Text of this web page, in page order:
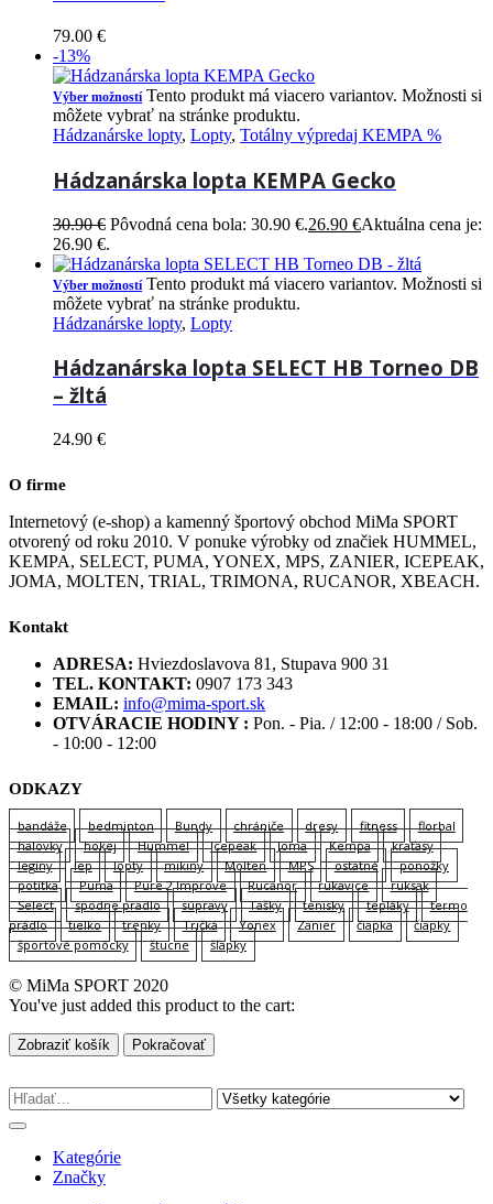
79.00 €
-13%
Výber možností Tento produkt má viacero variantov. Možnosti si
môžete vybrať na stránke produktu.
Hádzanárske lopty, Lopty, Totálny výpredaj KEMPA %
Hádzanárska lopta KEMPA Gecko
30.90€ Pôvodná cena bola: 30.90 €.26.90 €Aktuálna cena je:
26.90 €.
Výber možností Tento produkt má viacero variantov. Možnosti si
môžete vybrať na stránke produktu.
Hádzanárske lopty, Lopty
Hádzanárska lopta SELECT HB Torneo DB
– žltá
24.90 €
O firme
Internetový (e-shop) a kamenný športový obchod MiMa SPORT
otvorený od roku 2010. V ponuke výrobky od značiek HUMMEL,
KEMPA, SELECT, PUMA, YONEX, MPS, ZANIER, ICEPEAK,
JOMA, MOLTEN, TRIAL, TRIMONA, RUCANOR, XBEACH.
Kontakt
ADRESA: Hviezdoslavova 81, Stupava 900 31
TEL. KONTAKT: 0907 173 343
EMAIL: info@mima-sport.sk
OTVÁRACIE HODINY : Pon. - Pia. / 12:00 - 18:00 / Sob.
- 10:00 - 12:00
ODKAZY
bandáže bedminton Bundy chrániče dresy fitness
florbal
halovky
hokej Hummel Icepeak Joma Kempa
kraťasy
legíny
lep lopty mikiny Molten MPS ostatné
ponožky
potítka
Puma Pure 2 Improve Rucanor rukavice
ruksak
Select
spodne pradlo súpravy Tašky tenisky tepláky
termo
prádlo
tielko trenky Tričká Yonex Zanier čiapka
čiapky
športové pomôcky
štucne šľapky
© MiMa SPORT 2020
You've just added this product to the cart:
Zobraziť košík Pokračovať
Kategórie
Značky